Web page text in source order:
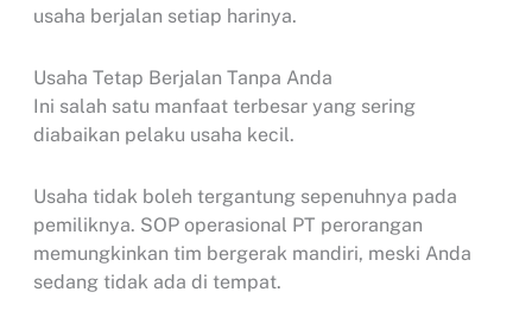
usaha berjalan setiap harinya.
Usaha Tetap Berjalan Tanpa Anda
Ini salah satu manfaat terbesar yang sering
diabaikan pelaku usaha kecil.
Usaha tidak boleh tergantung sepenuhnya pada
pemiliknya. SOP operasional PT perorangan
memungkinkan tim bergerak mandiri, meski Anda
sedang tidak ada di tempat.